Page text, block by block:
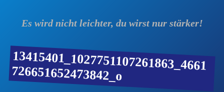
Es wird nicht leichter, du wirst nur stärker!
13415401_1027751107261863_4661
726651652473842_o